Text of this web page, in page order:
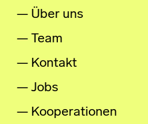
Über uns
Team
Kontakt
Jobs
Kooperationen